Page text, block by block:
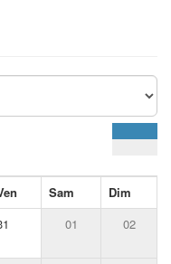
Sam
Dim
01 02